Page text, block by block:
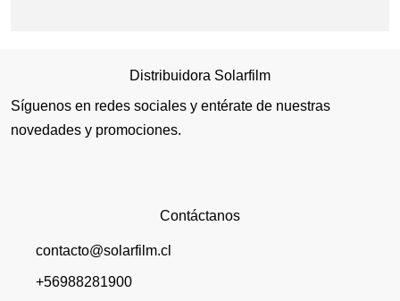
Distribuidora Solarfilm
Síguenos en redes sociales y entérate de nuestras
novedades y promociones.
Contáctanos
contacto@solarfilm.cl
+56988281900